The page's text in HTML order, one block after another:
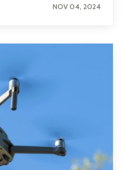
NOV 04, 2024